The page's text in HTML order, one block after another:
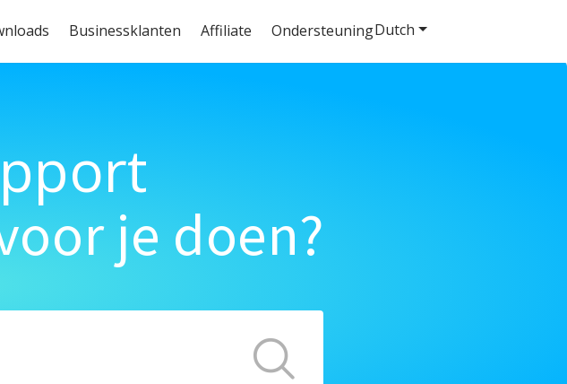
Businessklanten Affiliate Ondersteuning
je doen?
Dutch